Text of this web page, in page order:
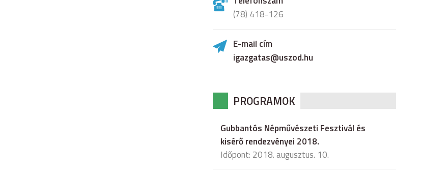
(78) 418-126
E-mail cím
igazgatas@uszod.hu
PROGRAMOK
Gubbantós Népművészeti Fesztivál és
kisérő rendezvényei 2018.
Időpont: 2018. augusztus. 10.